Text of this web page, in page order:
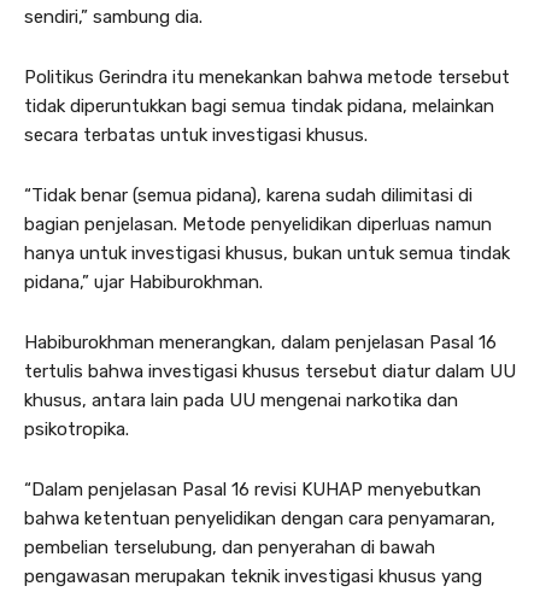
sendiri,” sambung dia.
Politikus Gerindra itu menekankan bahwa metode tersebut
tidak diperuntukkan bagi semua tindak pidana, melainkan
secara terbatas untuk investigasi khusus.
“Tidak benar (semua pidana), karena sudah dilimitasi di
bagian penjelasan. Metode penyelidikan diperluas namun
hanya untuk investigasi khusus, bukan untuk semua tindak
pidana,” ujar Habiburokhman.
Habiburokhman menerangkan, dalam penjelasan Pasal 16
tertulis bahwa investigasi khusus tersebut diatur dalam UU
khusus, antara lain pada UU mengenai narkotika dan
psikotropika.
“Dalam penjelasan Pasal 16 revisi KUHAP menyebutkan
bahwa ketentuan penyelidikan dengan cara penyamaran,
pembelian terselubung, dan penyerahan di bawah
pengawasan merupakan teknik investigasi khusus yang